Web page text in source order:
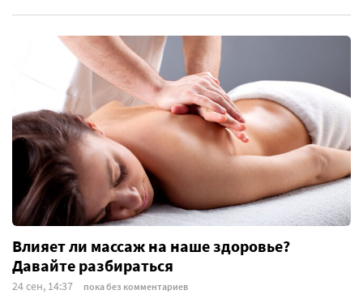
Влияет ли массаж на наше здоровье?
Давайте разбираться
24 сен, 14:37 пока без комментариев